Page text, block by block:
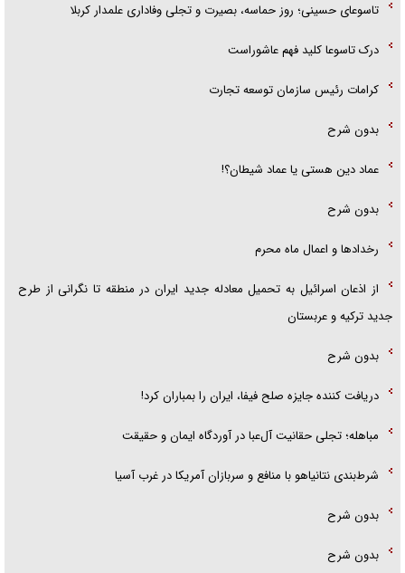
تاسوعای حسینی؛ روز حماسه، بصیرت و تجلی وفاداری علمدار کربلا
درک تاسوعا کلید فهم عاشوراست
کرامات رئیس سازمان توسعه تجارت
بدون شرح
عماد دین هستی یا عماد شیطان؟!
بدون شرح
رخداد‌ها و اعمال ماه محرم
از اذعان اسرائیل به تحمیل معادله جدید ایران در منطقه تا نگرانی از طرح
جدید ترکیه و عربستان
بدون شرح
دریافت کننده جایزه صلح فیفا، ایران را بمباران کرد!
مباهله؛ تجلی حقانیت آل‌عبا در آوردگاه ایمان و حقیقت
شرط‌بندی نتانیاهو با منافع و سربازان آمریکا در غرب آسیا
بدون شرح
بدون شرح